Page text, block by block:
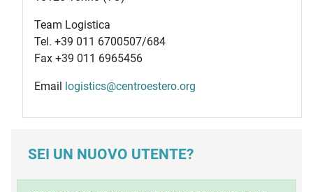
Team Logistica
Tel. +39 011 6700507/684
Fax +39 011 6965456
Email logistics@centroestero.org
SEI UN NUOVO UTENTE?